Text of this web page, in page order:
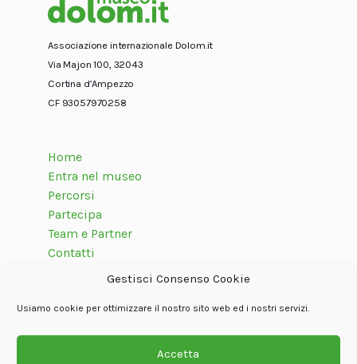
Gestisci Consenso Cookie
Usiamo cookie per ottimizzare il nostro sito web ed i nostri servizi.
Accetta
Associazione internazionale Dolom.it
Via Majon 100, 32043
Cortina d’Ampezzo
CF 93057970258
Home
Entra nel museo
Percorsi
Partecipa
Team e Partner
Contatti
Seguici su